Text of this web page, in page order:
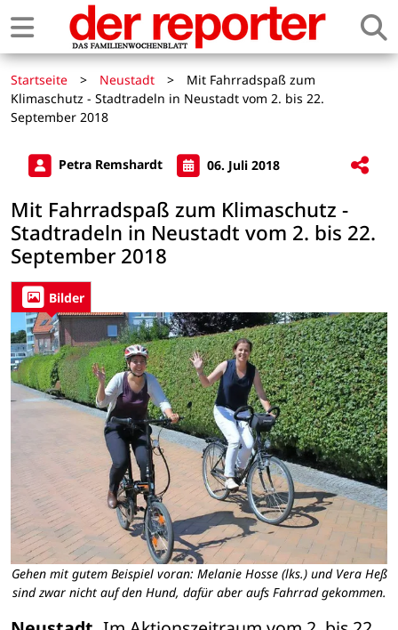
Startseite > Neustadt >
Mit Fahrradspaß zum
Klimaschutz - Stadtradeln in Neustadt vom 2. bis 22.
September 2018
Petra Remshardt 06. Juli 2018
Mit Fahrradspaß zum Klimaschutz -
Stadtradeln in Neustadt vom 2. bis 22.
September 2018
Bilder
Gehen mit gutem Beispiel voran: Melanie Hosse (lks.) und Vera Heß
sind zwar nicht auf den Hund, dafür aber aufs Fahrrad gekommen.